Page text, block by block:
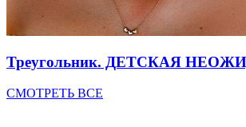
Треугольник. ДЕТСКАЯ
СМОТРЕТЬ ВСЕ